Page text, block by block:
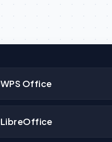
WPS Office
LibreOffice